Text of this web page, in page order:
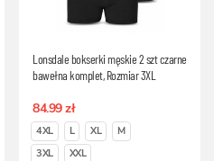
Lonsdale bokserki męskie 2 szt czarne
bawełna komplet, Rozmiar 3XL
84.99 zł
4XL L XL
M
3XL
XXL